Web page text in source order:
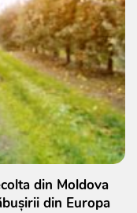
din Moldova
din Europa